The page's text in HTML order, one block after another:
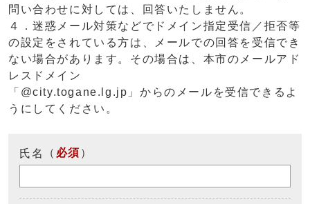
問い合わせに対しては、回答いたしません。
４．迷惑メール対策などでドメイン指定受信／拒否等
の設定をされている方は、メールでの回答を受信でき
ない場合があります。その場合は、本市のメールアド
レスドメイン
「@city.togane.lg.jp」からのメールを受信できるよ
うにしてください。
氏名 （ 必須 ）